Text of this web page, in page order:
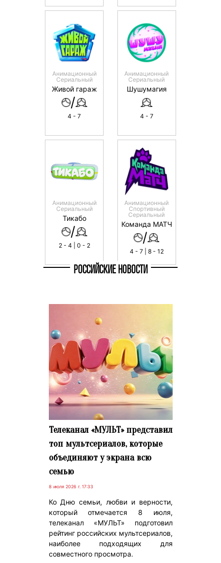
Анимационный
Сериальный
Живой гараж
/
4 - 7
Анимационный
Сериальный
Шушумагия
4 - 7
Анимационный
Сериальный
Тикабо
/
2 - 4 | 0 - 2
Анимационный
Спортивный
Сериальный
Команда МАТЧ
/
4 - 7 | 8 - 12
РОССИЙСКИЕ НОВОСТИ
Телеканал «МУЛЬТ» представил
топ мультсериалов, которые
объединяют у экрана всю
семью
8 июля 2026 г. 17:33
Ко Дню семьи, любви и верности,
который отмечается 8 июля,
телеканал «МУЛЬТ» подготовил
рейтинг российских мультсериалов,
наиболее подходящих для
совместного просмотра.